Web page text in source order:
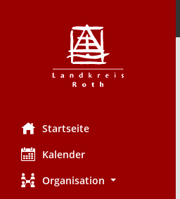
Startseite
Kalender
Organisation